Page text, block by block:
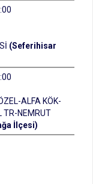
(Seferihisar
ALFA KÖK-
TR-NEMRUT
İlçesi)